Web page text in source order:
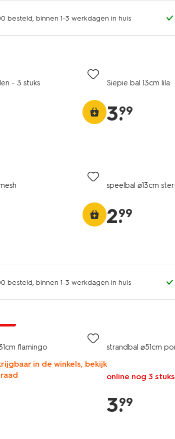
besteld, binnen 1-3 werkdagen in huis
- 3 stuks Siepie bal 13cm lila
3.
99
speelbal ⌀13cm
2.
99
besteld, binnen 1-3 werkdagen in huis
flamingo
in de winkels, bekijk
strandbal ⌀51cm
online nog 3
3.
99